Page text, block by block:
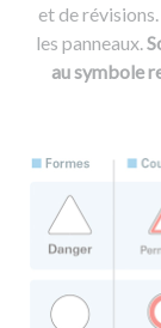
et de révisions.
les panneaux.
au symbole